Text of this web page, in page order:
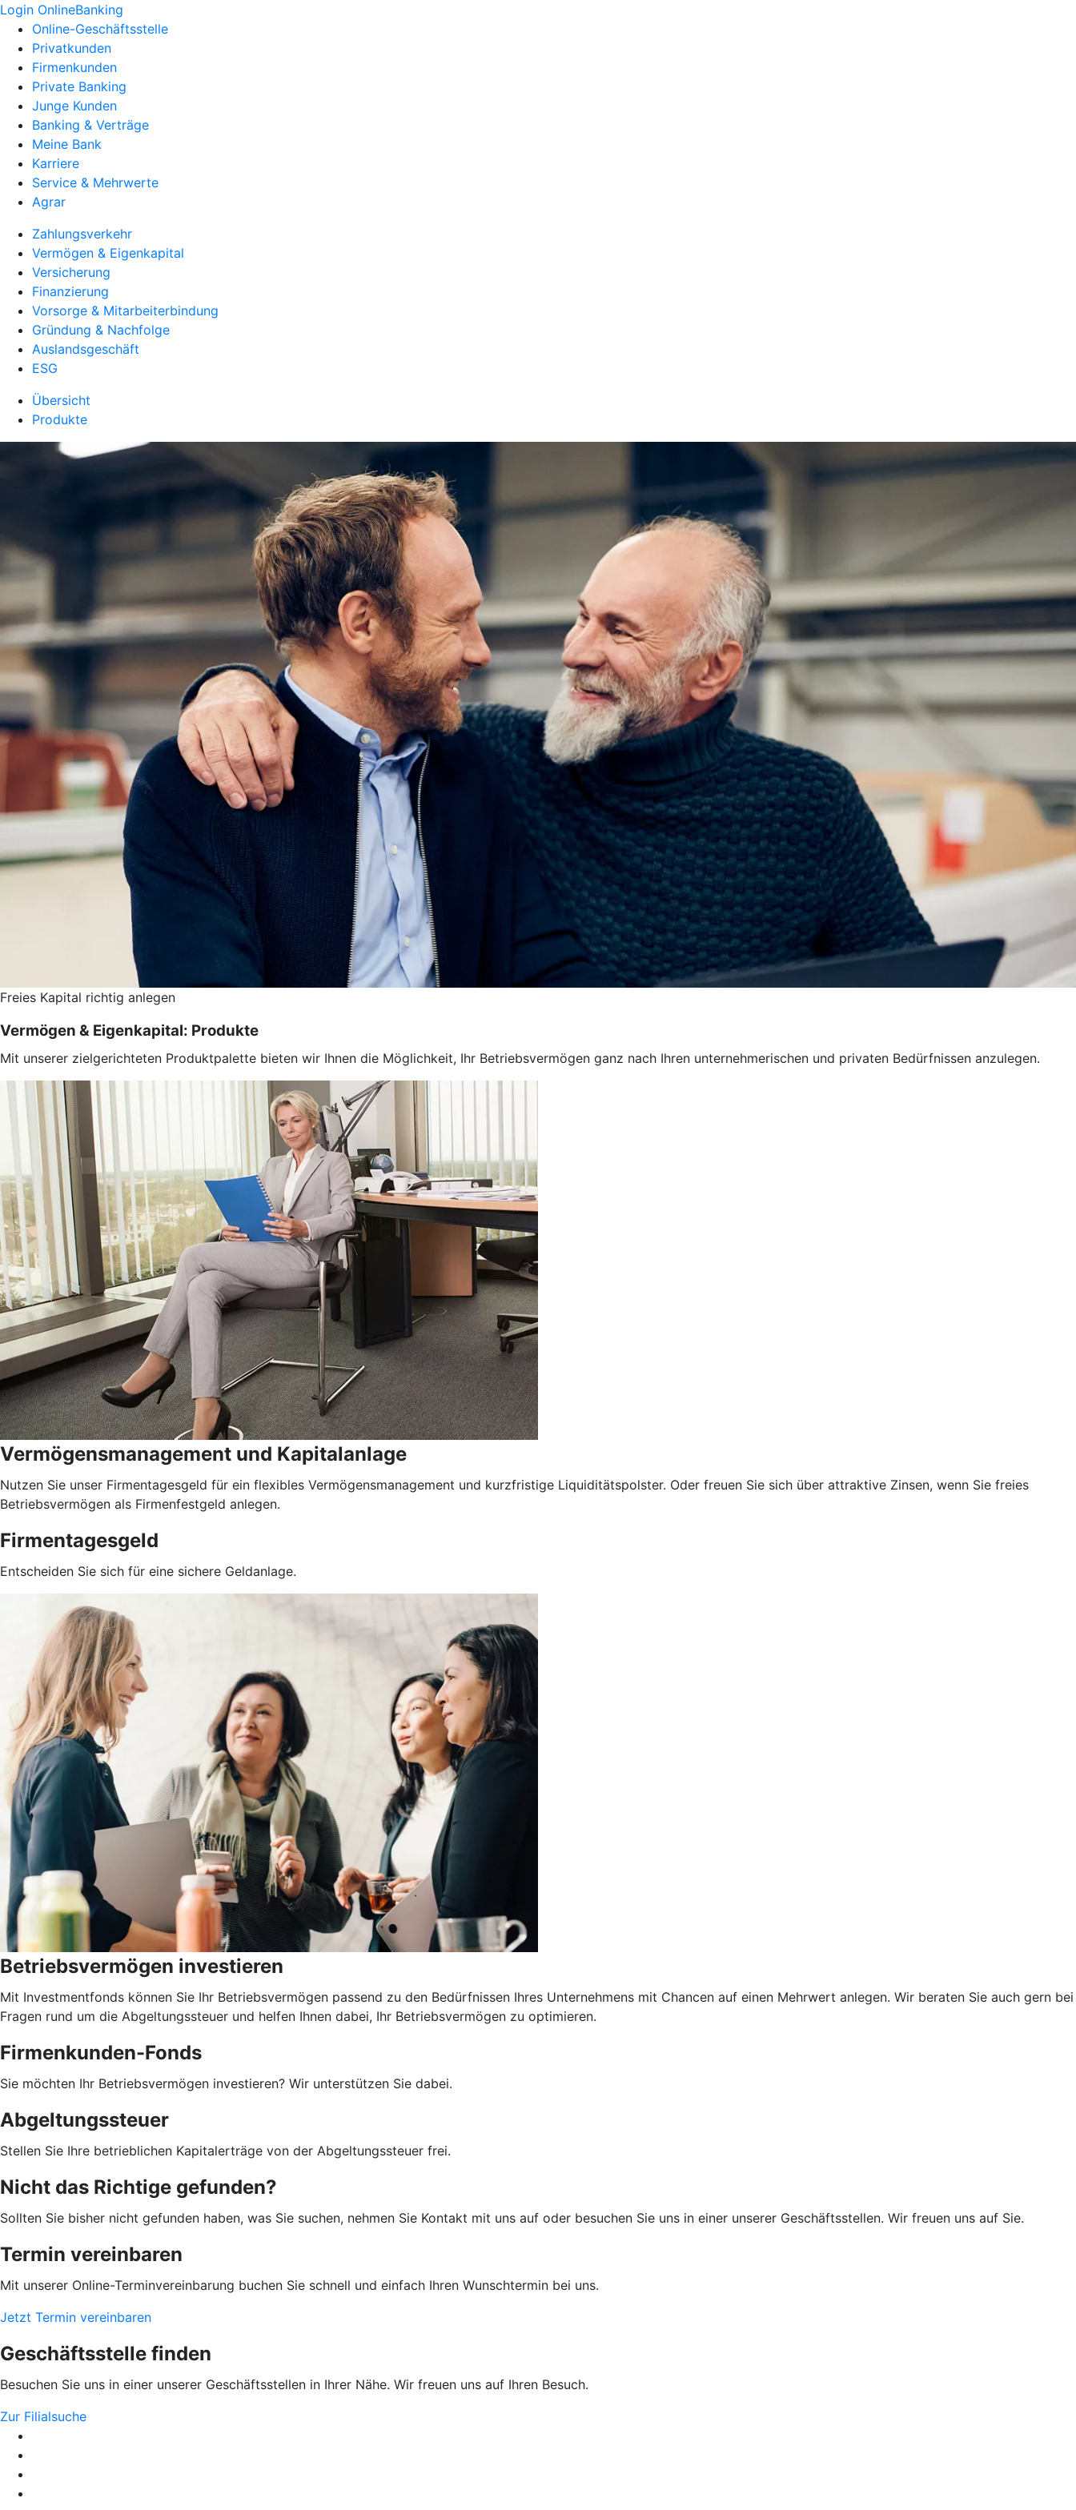
Login OnlineBanking
Online-Geschäftsstelle
Privatkunden
Firmenkunden
Private Banking
Junge Kunden
Banking & Verträge
Meine Bank
Karriere
Service & Mehrwerte
Agrar
Zahlungsverkehr
Vermögen & Eigenkapital
Versicherung
Finanzierung
Vorsorge & Mitarbeiterbindung
Gründung & Nachfolge
Auslandsgeschäft
ESG
Übersicht
Produkte
Freies Kapital richtig anlegen
Vermögen & Eigenkapital: Produkte
Mit unserer zielgerichteten Produktpalette bieten wir Ihnen die Möglichkeit, Ihr Betriebsvermögen ganz nach Ihren unternehmerischen und privaten Bedürfnissen anzulegen.
Vermögensmanagement und Kapitalanlage
Nutzen Sie unser Firmentagesgeld für ein flexibles Vermögensmanagement und kurzfristige Liquiditätspolster. Oder freuen Sie sich über attraktive Zinsen, wenn Sie freies
Betriebsvermögen als Firmenfestgeld anlegen.
Firmentagesgeld
Entscheiden Sie sich für eine sichere Geldanlage.
Betriebsvermögen investieren
Mit Investmentfonds können Sie Ihr Betriebsvermögen passend zu den Bedürfnissen Ihres Unternehmens mit Chancen auf einen Mehrwert anlegen. Wir beraten Sie auch gern bei
Fragen rund um die Abgeltungssteuer und helfen Ihnen dabei, Ihr Betriebsvermögen zu optimieren.
Firmenkunden-Fonds
Sie möchten Ihr Betriebsvermögen investieren? Wir unterstützen Sie dabei.
Abgeltungssteuer
Stellen Sie Ihre betrieblichen Kapitalerträge von der Abgeltungssteuer frei.
Nicht das Richtige gefunden?
Sollten Sie bisher nicht gefunden haben, was Sie suchen, nehmen Sie Kontakt mit uns auf oder besuchen Sie uns in einer unserer Geschäftsstellen. Wir freuen uns auf Sie.
Termin vereinbaren
Mit unserer Online-Terminvereinbarung buchen Sie schnell und einfach Ihren Wunschtermin bei uns.
Jetzt Termin vereinbaren
Geschäftsstelle finden
Besuchen Sie uns in einer unserer Geschäftsstellen in Ihrer Nähe. Wir freuen uns auf Ihren Besuch.
Zur Filialsuche